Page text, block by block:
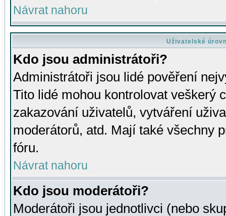
Návrat nahoru
Uživatelské
Kdo jsou administrátoři?
Administrátoři jsou lidé pověření
Tito lidé mohou kontrolovat veškerý
zakazování uživatelů, vytváření
moderátorů, atd. Mají také všechny
fóru.
Návrat nahoru
Kdo jsou moderátoři?
Moderátoři jsou jednotlivci (nebo